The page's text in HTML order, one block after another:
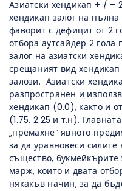
Азиатски хендикап + / –
хендикап залог на
фаворит с дефицит от 2
отбора аутсайдер 2
залог на азиатски
срещаният вид хендикап
залози. Азиатски
разпространен и
хендикап (0.0), както и
(1.75, 2.25 и т.н).
„премахне“ явното
за да уравновеси
същество, букмейкърите
марж, които и двата
някакъв начин, за да